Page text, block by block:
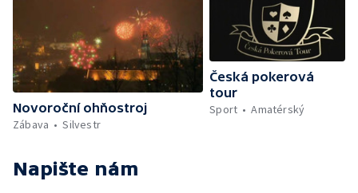
Novoroční ohňostroj
Zábava
Silvestr
Česká pokerová
tour
Sport
Amatérský
Napište nám